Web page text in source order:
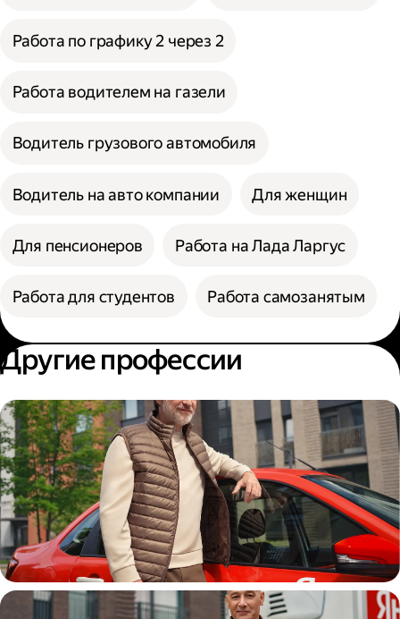
Работа по графику 2 через 2
Работа водителем на газели
Водитель грузового автомобиля
Водитель на авто компании Для женщин
Для пенсионеров Работа на Лада Ларгус
Работа для студентов Работа самозанятым
Другие профессии
Автокурьер